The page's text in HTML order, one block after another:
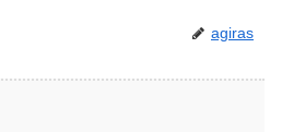
agiras